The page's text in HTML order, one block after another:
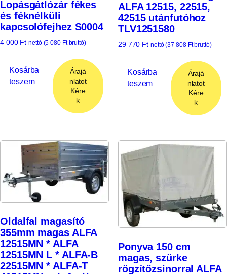
Lopásgátlózár fékes
és féknélküli
kapcsolófejhez S0004
4 000 Ft nettó (5 080 Ftbruttó)
Kosárba
teszem
Árajá
nlatot
Kére
k
ALFA 12515, 22515,
42515 utánfutóhoz
TLV1251580
29 770 Ft nettó (37 808 Ftbruttó)
Kosárba
teszem
Árajá
nlatot
Kére
k
Oldalfal magasító
355mm magas ALFA
12515MN * ALFA
12515MN L * ALFA-B
22515MN * ALFA-T
Ponyva 150 cm
magas, szürke
rögzítőzsinorral ALFA